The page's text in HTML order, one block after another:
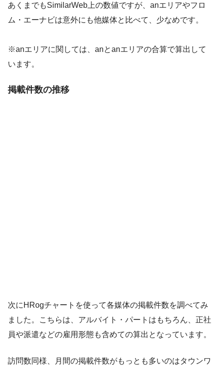
あくまでもSimilarWeb上の数値ですが、anエリアやフロ
ム・エーナビは意外にも他媒体と比べて、少なめです。
※anエリアに関しては、anとanエリアの合算で算出して
います。
掲載件数の推移
次にHRogチャートを使って各媒体の掲載件数を調べてみ
ました。こちらは、アルバイト・パートはもちろん、正社
員や派遣などの雇用形態も含めての算出となっています。
訪問数同様、月間の掲載件数がもっとも多いのはタウンワ